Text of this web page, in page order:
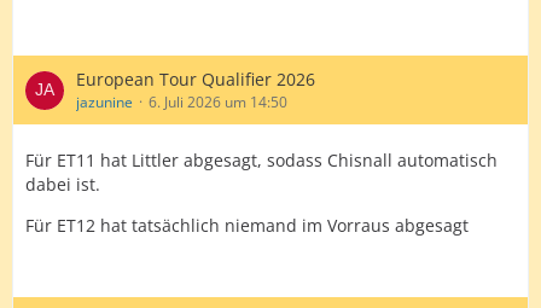
European Tour Qualifier 2026
jazunine 6. Juli 2026 um 14:50
Für ET11 hat Littler abgesagt, sodass Chisnall automatisch
dabei ist.
Für ET12 hat tatsächlich niemand im Vorraus abgesagt